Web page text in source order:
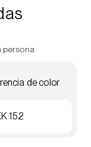
persona
de color
152